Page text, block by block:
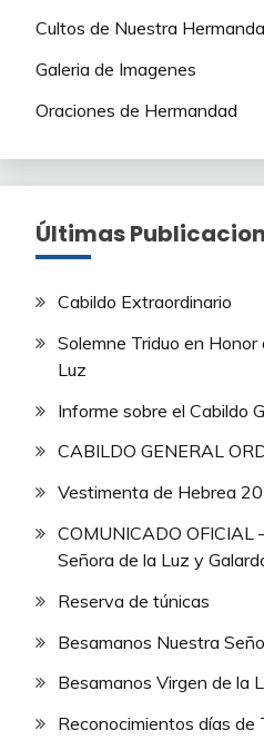
Cultos de Nuestra
Galeria de Imagenes
Oraciones de Hermandad
Últimas
Cabildo Extraordinario
Solemne Triduo en
Luz
Informe sobre el Cabildo
CABILDO GENERAL
Vestimenta de Hebrea
COMUNICADO OFICIAL
Señora de la Luz y
Reserva de túnicas
Besamanos Nuestra
Besamanos Virgen de la
Reconocimientos días de